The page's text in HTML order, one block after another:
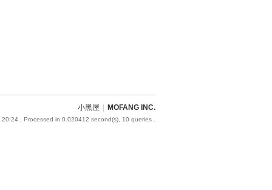
小黑屋 MOFANG INC.
20:24 , Processed in 0.020412 second(s), 10 queries .